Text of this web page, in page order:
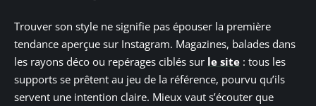
Trouver son style ne signifie pas épouser la première
tendance aperçue sur Instagram. Magazines, balades dans
les rayons déco ou repérages ciblés sur le site : tous les
supports se prêtent au jeu de la référence, pourvu qu’ils
servent une intention claire. Mieux vaut s’écouter que